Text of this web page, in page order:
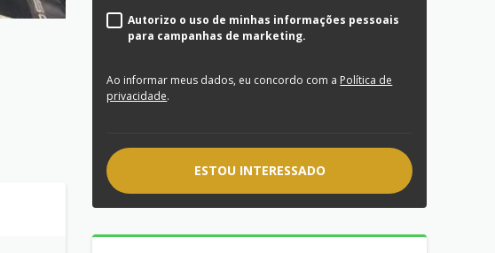
Autorizo o uso de minhas informações pessoais
para campanhas de marketing.
Ao informar meus dados, eu concordo com a Política de
privacidade.
ESTOU INTERESSADO